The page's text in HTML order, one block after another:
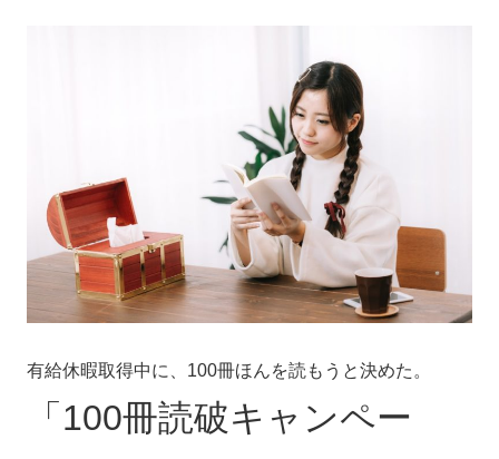
有給休暇取得中に、100冊ほんを読もうと決めた。
「100冊読破キャンペー